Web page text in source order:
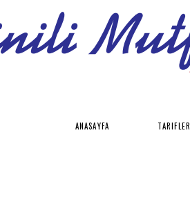
ANASAYFA TARIFLER